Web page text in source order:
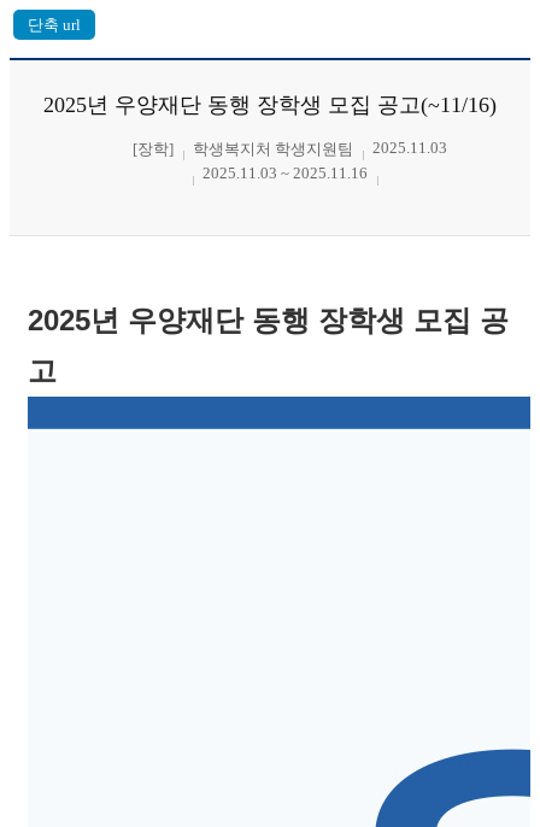
2025년 우양재단 동행 장학생 모집 공고(~11/16)
[장학] 학생복지처 학생지원팀
2025.11.03
2025.11.03 ~ 2025.11.16
2025년 우양재단 동행 장학생 모집 공
고